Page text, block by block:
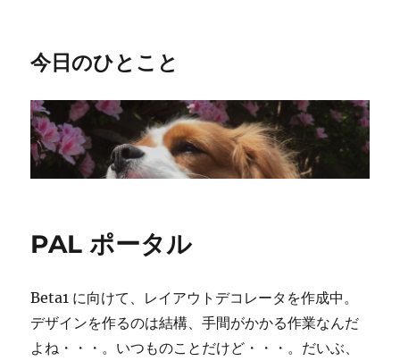
今日のひとこと
PAL ポータル
Beta1 に向けて、レイアウトデコレータを作成中。
デザインを作るのは結構、手間がかかる作業なんだ
よね・・・。いつものことだけど・・・。だいぶ、